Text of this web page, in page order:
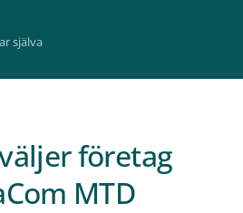
själva
företag
MTD